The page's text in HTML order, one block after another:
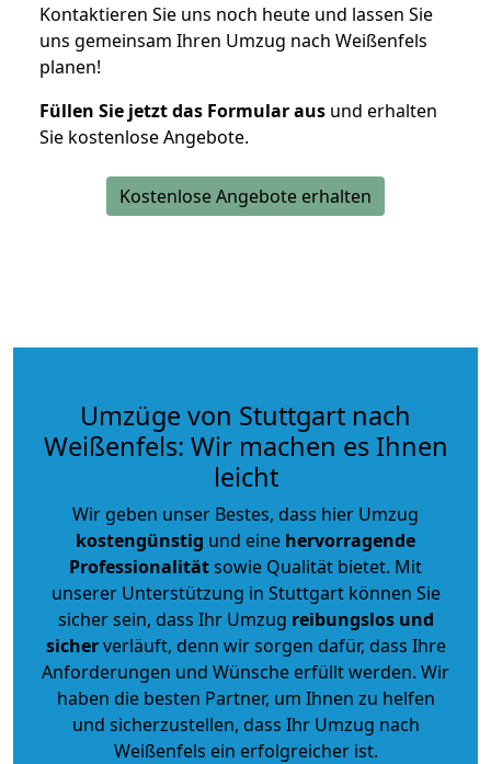
Kontaktieren Sie uns noch heute und lassen Sie
uns gemeinsam Ihren Umzug nach Weißenfels
planen!
Füllen Sie jetzt das Formular aus und erhalten
Sie kostenlose Angebote.
Kostenlose Angebote erhalten
Umzüge von Stuttgart nach
Weißenfels: Wir machen es Ihnen
leicht
Wir geben unser Bestes, dass hier Umzug
kostengünstig und eine hervorragende
Professionalitätsowie Qualität bietet. Mit
unserer Unterstützung in Stuttgart können Sie
sicher sein, dass Ihr Umzug reibungslos und
sicherverläuft, denn wir sorgen dafür, dass Ihre
Anforderungen und Wünsche erfüllt werden. Wir
haben die besten Partner, um Ihnen zu helfen
und sicherzustellen, dass Ihr Umzug nach
Weißenfels ein erfolgreicher ist.